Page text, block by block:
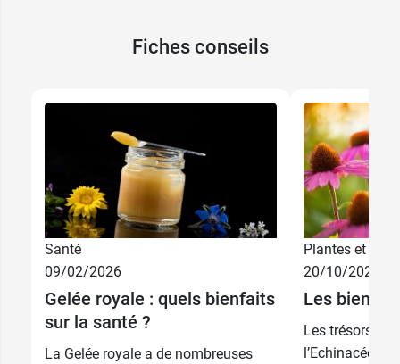
Fiches conseils
Santé
09/02/2026
Gelée royale : quels bienfaits
sur la santé ?
La Gelée royale a de nombreuses
Plantes et
20/10/2025
Les
Les trésors de
l’Echinacée